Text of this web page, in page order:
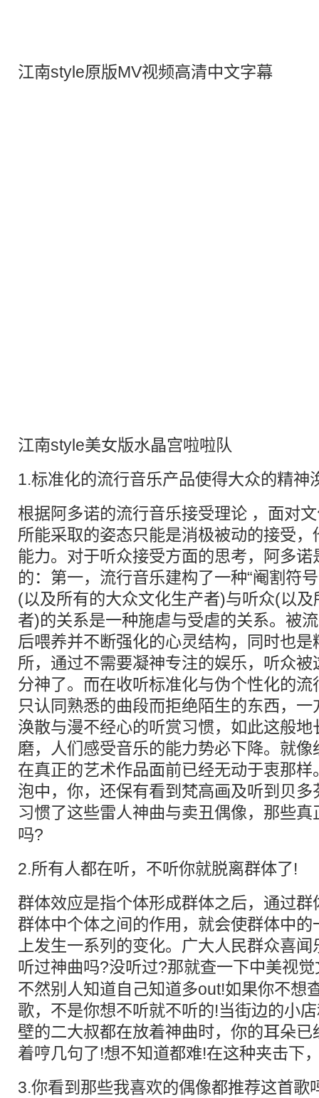
江南style原版MV视频高清中文字幕
江南style美女版水晶宫啦啦队
1.标准化的流行音乐产品使得大众的精神
根据阿多诺的流行音乐接受理论 ，面对
所能采取的姿态只能是消极被动的接受
能力。对于听众接受方面的思考，阿多
的：第一，流行音乐建构了一种“阉割符
(以及所有的大众文化生产者)与听众(以
者)的关系是一种施虐与受虐的关系。被
后喂养并不断强化的心灵结构，同时也
所，通过不需要凝神专注的娱乐，听众
分神了。而在收听标准化与伪个性化的
只认同熟悉的曲段而拒绝陌生的东西，
涣散与漫不经心的听赏习惯，如此这般
磨，人们感受音乐的能力势必下降。就
在真正的艺术作品面前已经无动于衷那
泡中，你，还保有看到梵高画及听到贝
习惯了这些雷人神曲与卖丑偶像，那些
吗?
2.所有人都在听，不听你就脱离群体了!
群体效应是指个体形成群体之后，通过
群体中个体之间的作用，就会使群体中
上发生一系列的变化。广大人民群众喜
听过神曲吗?没听过?那就查一下中美视
不然别人知道自己知道多out!如果你不想
歌，不是你想不听就不听的!当街边的小
壁的二大叔都在放着神曲时，你的耳朵
着哼几句了!想不知道都难!在这种夹击下
3.你看到那些我喜欢的偶像都推荐这首歌